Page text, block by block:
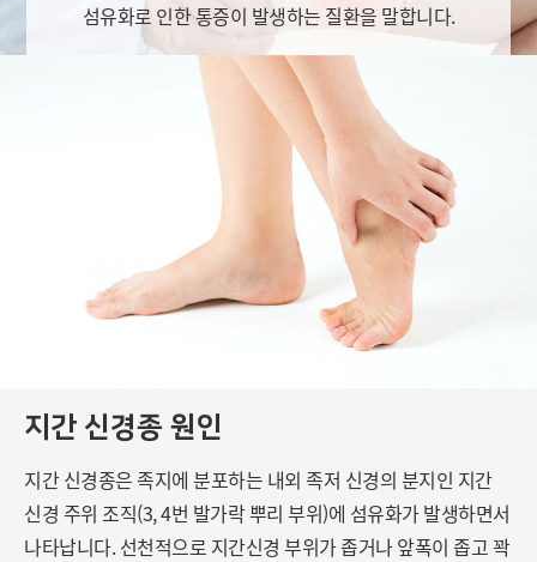
섬유화로 인한 통증이 발생하는 질환을 말합니다.
지간 신경종 원인
지간 신경종은 족지에 분포하는 내외 족저 신경의 분지인 지간
신경 주위 조직(3, 4번 발가락 뿌리 부위)에 섬유화가 발생하면서
나타납니다.선천적으로 지간신경 부위가 좁거나 앞폭이 좁고 꽉